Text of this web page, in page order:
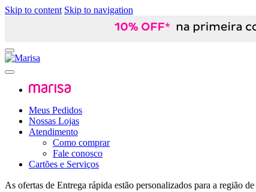
Skip to content Skip to navigation
Meus Pedidos
Nossas Lojas
Atendimento
Como comprar
Fale conosco
Cartões e Serviços
As ofertas de Entrega rápida estão personalizados para a região de